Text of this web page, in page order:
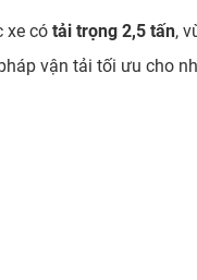
xe có tải trọng 2,5 tấn,
vận tải tối ưu cho